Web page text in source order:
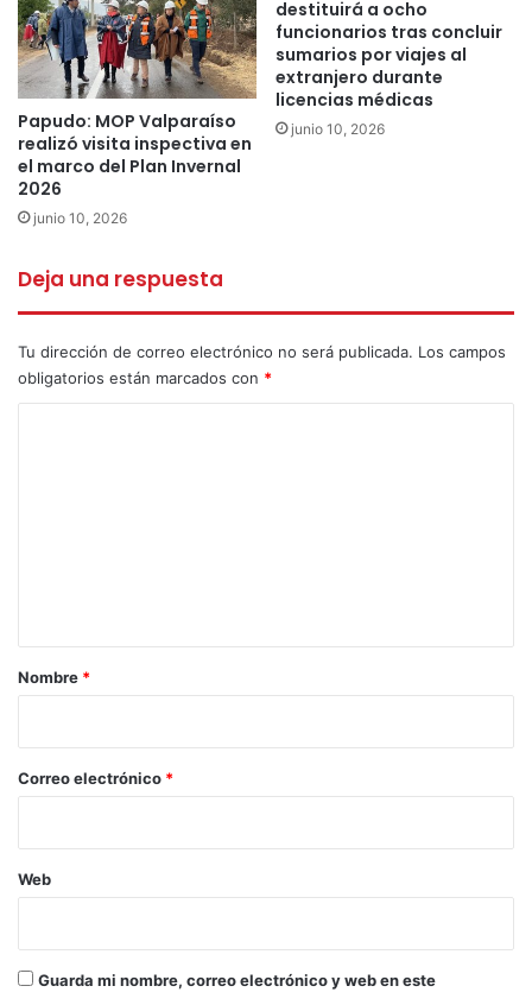
La Agencia de Desarrollo Económico de La Ligua entregará
asesoría a todas las mujeres emprendedoras de esta área
en Manuel Montt 127, tercer piso o a través del correo
ade@laligua.cl y los teléfonos 332342459 y +56 9
58175980.
Agencia de Desarrollo Económico de La Ligua
Capital Semilla Emprendedora Artesanal
Papudo: MOP Valparaíso
realizó visita inspectiva en
el marco del Plan Invernal
2026
junio 10, 2026
destituirá a ocho
funcionarios tras concluir
sumarios por viajes al
extranjero durante
licencias médicas
junio 10, 2026
Deja una respuesta
Tu dirección de correo electrónico no será publicada. Los campos
obligatorios están marcados con *
r
*
Nombre *
Correo electrónico *
Web
Guarda mi nombre, correo electrónico y web en este